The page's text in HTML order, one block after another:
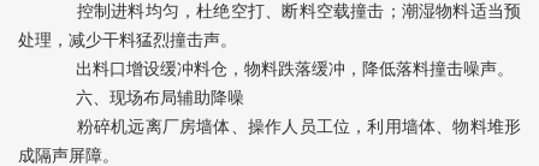
控制进料均匀，杜绝空打、断料空载撞击；潮湿物料适当预
处理，减少干料猛烈撞击声。
出料口增设缓冲料仓，物料跌落缓冲，降低落料撞击噪声。
六、现场布局辅助降噪
粉碎机远离厂房墙体、操作人员工位，利用墙体、物料堆形
成隔声屏障。